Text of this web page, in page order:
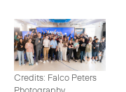
Credits: Falco Peters
Photography